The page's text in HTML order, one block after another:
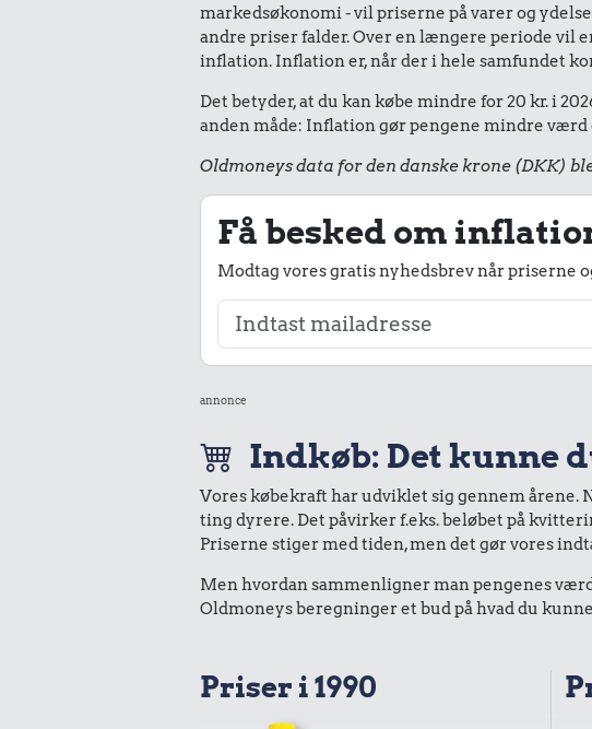
markedsøkonomi - vil priserne på varer og
andre priser falder. Over en længere periode vil
inflation. Inflation er, når der i hele samfundet
Det betyder, at du kan købe mindre for 20 kr. i
anden måde: Inflation gør pengene mindre
Oldmoneys data for den danske krone (DKK)
Få besked om
Modtag vores gratis nyhedsbrev når priserne
annonce
Indkøb: Det kunne
Vores købekraft har udviklet sig gennem
ting dyrere. Det påvirker f.eks. beløbet på
Priserne stiger med tiden, men det gør vores
Men hvordan sammenligner man pengenes
Oldmoneys beregninger et bud på hvad du
Priser i 1990